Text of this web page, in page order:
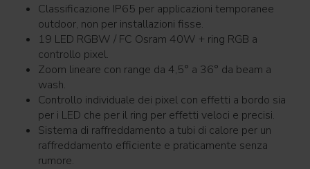
Classificazione IP65 per applicazioni temporanee
outdoor, non per installazioni fisse.
19 LED RGBW / FC Osram 40W + ring RGB a
controllo pixel.
Zoom lineare con range da 4,5° a 36° da beam a
wash.
Controllo individuale dei pixel con effetti a bordo sia
per i LED che per il ring per effetti veloci e precisi.
Sistema di raffreddamento a tubi di calore per un
raffreddamento efficiente e praticamente senza
rumore.